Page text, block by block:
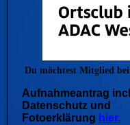
Du möchtest Mitglied
Aufnahmeantrag
Datenschutz und
Fotoerklärung hier.